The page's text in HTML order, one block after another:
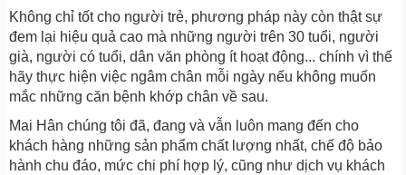
Không chỉ tốt cho người trẻ, phương pháp này còn thật sự
đem lại hiệu quả cao mà những người trên 30 tuổi, người
già, người có tuổi, dân văn phòng ít hoạt động... chính vì thế
hãy thực hiện việc ngâm chân mỗi ngày nếu không muốn
mắc những căn bệnh khớp chân về sau.
Mai Hân chúng tôi đã, đang và vẫn luôn mang đến cho
khách hàng những sản phẩm chất lượng nhất, chế độ bảo
hành chu đáo, mức chi phí hợp lý, cũng như dịch vụ khách